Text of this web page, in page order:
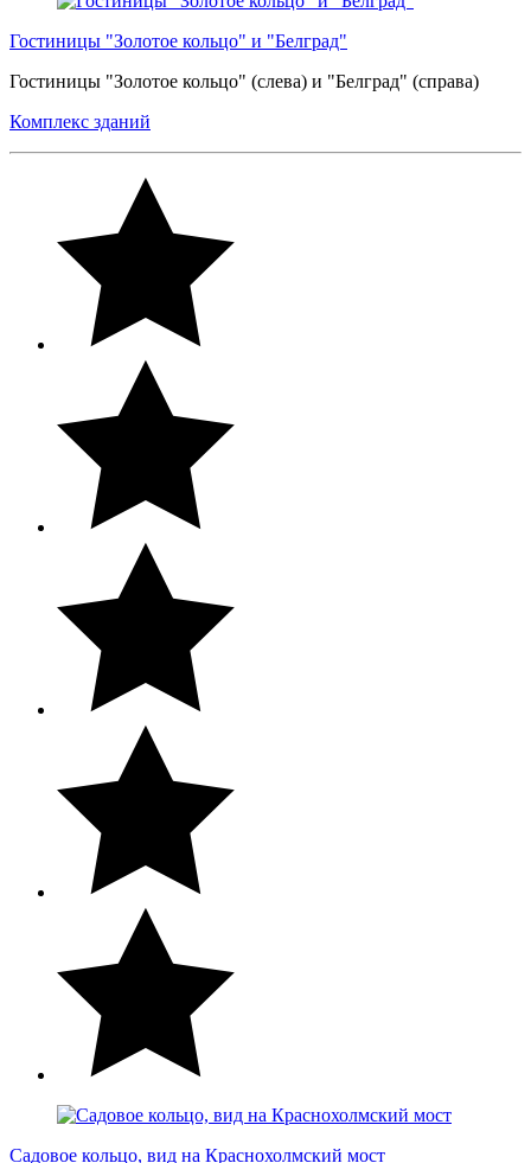
Гостиницы "Золотое кольцо" и "Белград"
Гостиницы "Золотое кольцо" (слева) и "Белград" (справа)
Комплекс зданий
Садовое кольцо, вид на Краснохолмский мост